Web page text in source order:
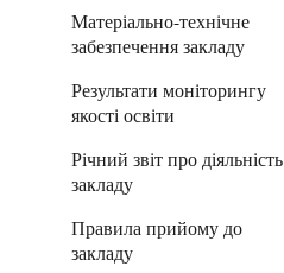
Матеріально-технічне
забезпечення закладу
Результати моніторингу
якості освіти
Річний звіт про діяльність
закладу
Правила прийому до
закладу